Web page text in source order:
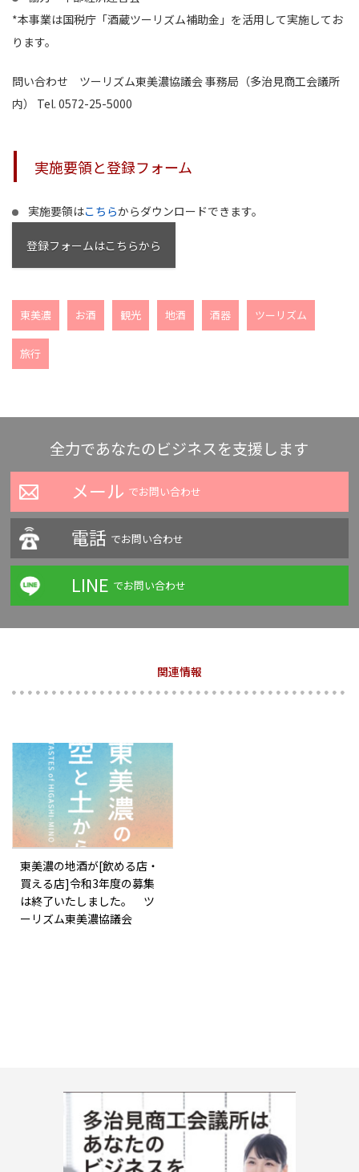
*本事業は国税庁「酒蔵ツーリズム補助金」を活用して実施してお
ります。
問い合わせ ツーリズム東美濃協議会 事務局（多治見商工会議所
内） Tel. 0572-25-5000
実施要領と登録フォーム
実施要領はこちらからダウンロードできます。
登録フォームはこちらから
東美濃 お酒 観光 地酒 酒器 ツーリズム
旅行
全力であなたのビジネスを支援します
メール でお問い合わせ
電話 でお問い合わせ
LINE でお問い合わせ
関連情報
東美濃の地酒が[飲める店・
買える店]令和3年度の募集
は終了いたしました。 ツ
ーリズム東美濃協議会